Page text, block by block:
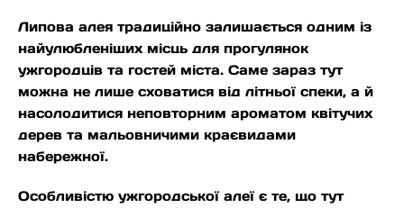
Липова алея традиційно залишається одним із
найулюбленіших місць для прогулянок
ужгородців та гостей міста. Саме зараз тут
можна не лише сховатися від літньої спеки, а й
насолодитися неповторним ароматом квітучих
дерев та мальовничими краєвидами
набережної.
Особливістю ужгородської алеї є те, що тут